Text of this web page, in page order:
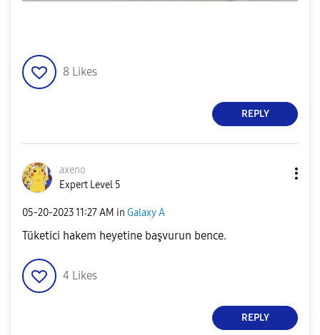
8 Likes
REPLY
axeno
Expert Level 5
‎05-20-202311:27 AM in Galaxy A
Tüketici hakem heyetine başvurun bence.
4 Likes
REPLY